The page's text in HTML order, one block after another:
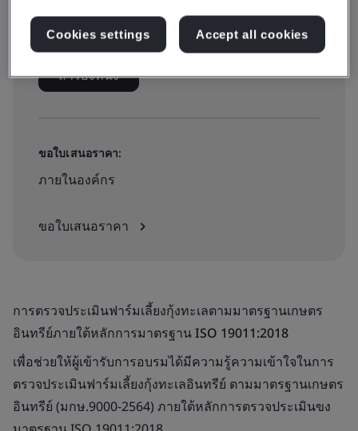
฿12000
สำรองที่นั่ง
ขอใบเสนอราคา:
ภายในองค์กร
ขอใบเสนอราคา
การตรวจประเมินฟาร์มเลี้ยงกุ้งทะเลตามมาตรฐานเกษตร
อินทรีย์ภายใต้หลักการมาตรฐาน ISO 19011:2018
เพื่อช่วยให้ผู้เข้ารับการอบรมได้มีความรู้ความเข้าใจในการ
ตรวจประเมินฟาร์มเลี้ยงกุ้งทะเลอินทรีย์ ตามมาตรฐานเกษตร
อินทรีย์ (มกษ.9000-2564) ภายใต้หลักการตรวจประเมินขง
Cookies settings Accept all cookies